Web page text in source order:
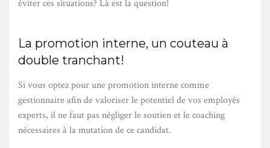
éviter ces situations? Là est la question!
La promotion interne, un couteau à
double tranchant!
Si vous optez pour une promotion interne comme
gestionnaire afin de valoriser le potentiel de vos employés
experts, il ne faut pas négliger le soutien et le coaching
nécessaires à la mutation de ce candidat.